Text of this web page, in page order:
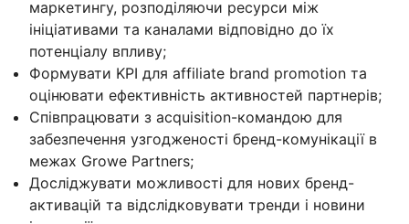
маркетингу, розподіляючи ресурси між
ініціативами та каналами відповідно до їх
потенціалу впливу;
Формувати KPI для affiliate brand promotion та
оцінювати ефективність активностей партнерів;
Співпрацювати з acquisition-командою для
забезпечення узгодженості бренд-комунікації в
межах Growe Partners;
Досліджувати можливості для нових бренд-
активацій та відслідковувати тренди і новини